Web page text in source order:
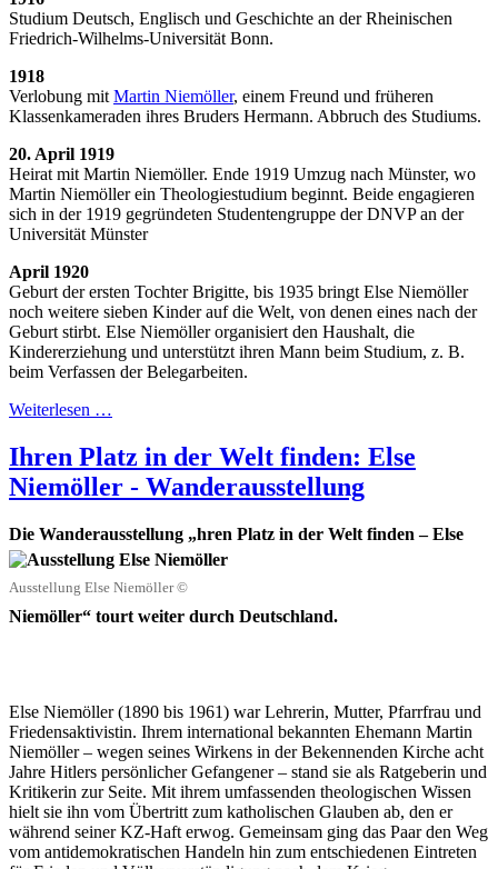
Studium Deutsch, Englisch und Geschichte an der Rheinischen
Friedrich-Wilhelms-Universität Bonn.
1918
Verlobung mit Martin Niemöller, einem Freund und früheren
Klassenkameraden ihres Bruders Hermann. Abbruch des Studiums.
20. April 1919
Heirat mit Martin Niemöller. Ende 1919 Umzug nach Münster, wo
Martin Niemöller ein Theologiestudium beginnt. Beide engagieren
sich in der 1919 gegründeten Studentengruppe der DNVP an der
Universität Münster
April 1920
Geburt der ersten Tochter Brigitte, bis 1935 bringt Else Niemöller
noch weitere sieben Kinder auf die Welt, von denen eines nach der
Geburt stirbt. Else Niemöller organisiert den Haushalt, die
Kindererziehung und unterstützt ihren Mann beim Studium, z. B.
beim Verfassen der Belegarbeiten.
Weiterlesen …
Ihren Platz in der Welt finden: Else
Niemöller - Wanderausstellung
Die Wanderausstellung „
Ausstellung Else Niemöller ©
hren Platz in der Welt finden – Else
Niemöller“ tourt weiter durch Deutschland.
Else Niemöller (1890 bis 1961) war Lehrerin, Mutter, Pfarrfrau und
Friedensaktivistin. Ihrem international bekannten Ehemann Martin
Niemöller – wegen seines Wirkens in der Bekennenden Kirche acht
Jahre Hitlers persönlicher Gefangener – stand sie als Ratgeberin und
Kritikerin zur Seite. Mit ihrem umfassenden theologischen Wissen
hielt sie ihn vom Übertritt zum katholischen Glauben ab, den er
während seiner KZ-Haft erwog. Gemeinsam ging das Paar den Weg
vom antidemokratischen Handeln hin zum entschiedenen Eintreten